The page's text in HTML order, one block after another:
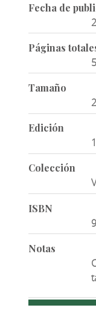
Fecha de
Páginas
Tamaño
Edición
Colección
ISBN
Notas